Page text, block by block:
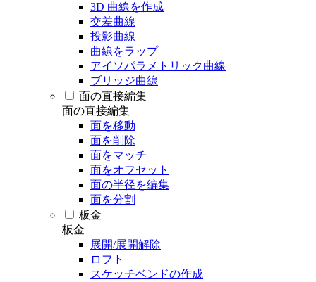
3D 曲線を作成
交差曲線
投影曲線
曲線をラップ
アイソパラメトリック曲線
ブリッジ曲線
面の直接編集
面の直接編集
面を移動
面を削除
面をマッチ
面をオフセット
面の半径を編集
面を分割
板金
板金
展開/展開解除
ロフト
スケッチベンドの作成